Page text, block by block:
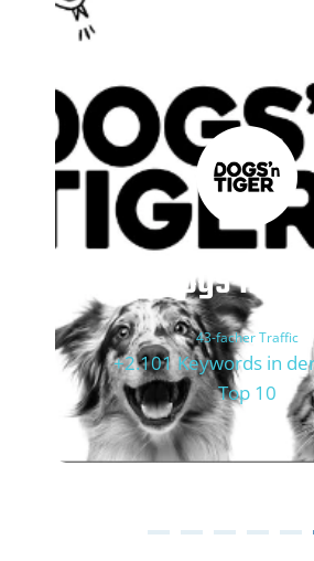
Dogs’n Tiger
43-facher Traffic
+2.101 Keywords in
Top 10